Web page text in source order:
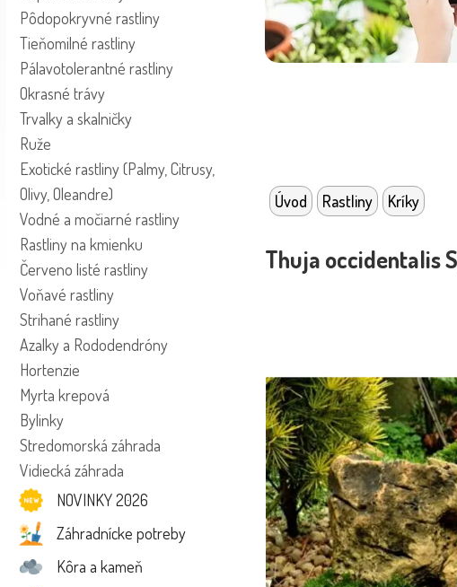
Pôdopokryvné rastliny
Tieňomilné rastliny
Pálavotolerantné rastliny
Okrasné trávy
Trvalky a skalničky
Ruže
Exotické rastliny (Palmy, Citrusy,
Olivy, Oleandre)
Vodné a močiarné rastliny
Rastliny na kmienku
Červeno listé rastliny
Voňavé rastliny
Strihané rastliny
Azalky a Rododendróny
Hortenzie
Myrta krepová
Bylinky
Stredomorská záhrada
Vidiecká záhrada
NOVINKY 2026
Záhradnícke potreby
Kôra a kameň
Úvod Rastliny Kríky
Thuja occidentalis